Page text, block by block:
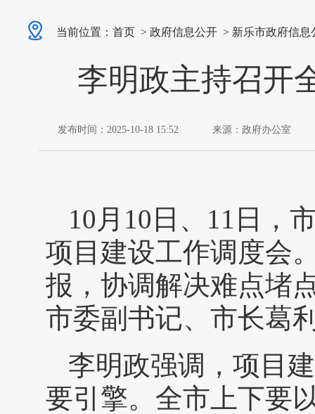
当前位置： 首页 > 政府信息公开 > 新乐市政府信息
李明政主持召开
发布时间：2025-10-18 15:52 来源：政府办公室
10月10日、11日，
项目建设工作调度会
报，协调解决难点堵
市委副书记、市长葛
李明政强调，项目
要引擎。全市上下要